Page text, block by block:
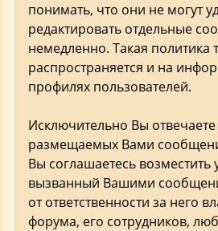
понимать, что они не могут
редактировать отдельные
немедленно. Такая политика
распространяется и на
профилях пользователей.
Исключительно Вы
размещаемых Вами
Вы соглашаетесь возместить
вызванный Вашими
от ответственности за него
форума, его сотрудников,